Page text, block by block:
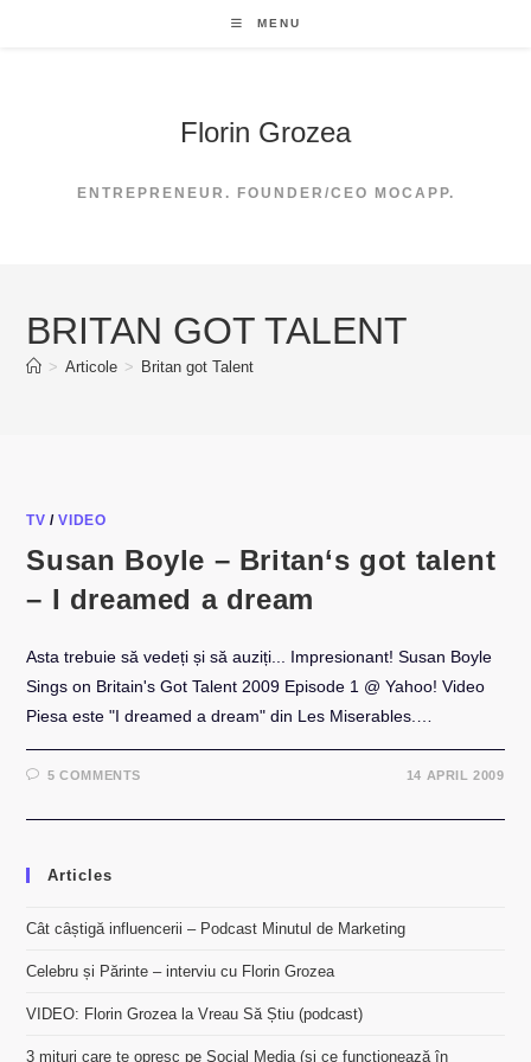
MENU
Florin Grozea
ENTREPRENEUR. FOUNDER/CEO MOCAPP.
BRITAN GOT TALENT
> Articole > Britan got Talent
TV /VIDEO
Susan Boyle – Britan‘s got talent
– I dreamed a dream
Asta trebuie să vedeți și să auziți... Impresionant! Susan Boyle
Sings on Britain's Got Talent 2009 Episode 1 @ Yahoo! Video
Piesa este "I dreamed a dream" din Les Miserables.…
5 COMMENTS 14 APRIL 2009
Articles
Cât câștigă influencerii – Podcast Minutul de Marketing
Celebru și Părinte – interviu cu Florin Grozea
VIDEO: Florin Grozea la Vreau Să Știu (podcast)
3 mituri care te opresc pe Social Media (și ce funcționează în